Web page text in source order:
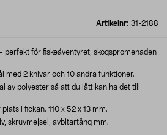
Artikelnr: 31-2188
perfekt för fiskeäventyret, skogspromenaden
med 2 knivar och 10 andra funktioner.
av polyester så att du lätt kan ha det till
i fickan. 110 x 52 x 13 mm.
skruvmejsel, avbitartång mm.